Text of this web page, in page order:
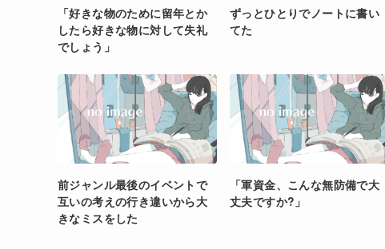
「好きな物のために留年とか
したら好きな物に対して失礼
でしょう」
ずっとひとりでノートに書い
てた
前ジャンル最後のイベントで
互いの考えの行き違いから大
きなミスをした
「軍資金、こんな無防備で大
丈夫ですか?」